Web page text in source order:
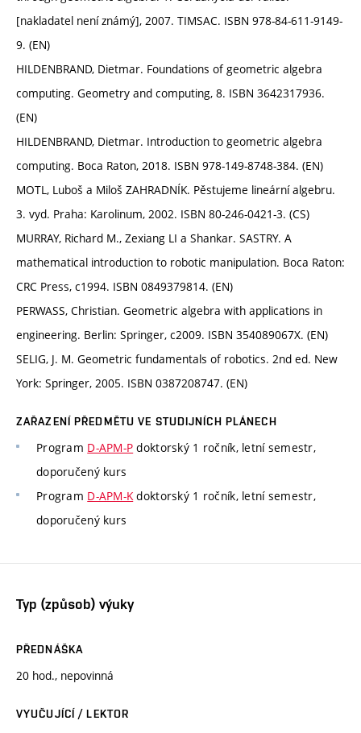
[nakladatel není známý], 2007. TIMSAC. ISBN 978-84-611-9149-
9. (EN)
HILDENBRAND, Dietmar. Foundations of geometric algebra
computing. Geometry and computing, 8. ISBN 3642317936.
(EN)
HILDENBRAND, Dietmar. Introduction to geometric algebra
computing. Boca Raton, 2018. ISBN 978-149-8748-384. (EN)
MOTL, Luboš a Miloš ZAHRADNÍK. Pěstujeme lineární algebru.
3. vyd. Praha: Karolinum, 2002. ISBN 80-246-0421-3. (CS)
MURRAY, Richard M., Zexiang LI a Shankar. SASTRY. A
mathematical introduction to robotic manipulation. Boca Raton:
CRC Press, c1994. ISBN 0849379814. (EN)
PERWASS, Christian. Geometric algebra with applications in
engineering. Berlin: Springer, c2009. ISBN 354089067X. (EN)
SELIG, J. M. Geometric fundamentals of robotics. 2nd ed. New
York: Springer, 2005. ISBN 0387208747. (EN)
ZAŘAZENÍ PŘEDMĚTU VE STUDIJNÍCH PLÁNECH
Program D-APM-P doktorský 1 ročník, letní semestr,
doporučený kurs
Program D-APM-Kdoktorský 1 ročník, letní semestr,
doporučený kurs
Typ (způsob) výuky
PŘEDNÁŠKA
20 hod., nepovinná
VYUČUJÍCÍ / LEKTOR